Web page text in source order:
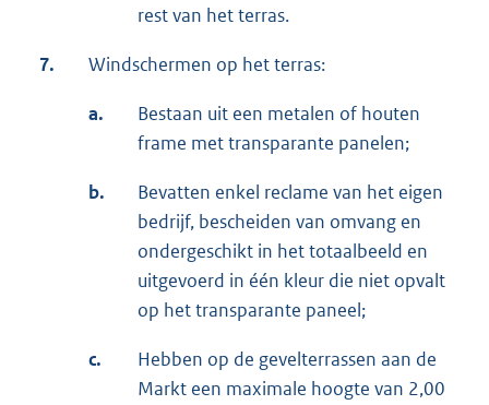
rest van het terras.
7. Windschermen op het terras:
a.
Bestaan uit een metalen of houten
frame met transparante panelen;
b.
Bevatten enkel reclame van het eigen
bedrijf, bescheiden van omvang en
ondergeschikt in het totaalbeeld en
uitgevoerd in één kleur die niet opvalt
op het transparante paneel;
c.
Hebben op de gevelterrassen aan de
Markt een maximale hoogte van 2,00